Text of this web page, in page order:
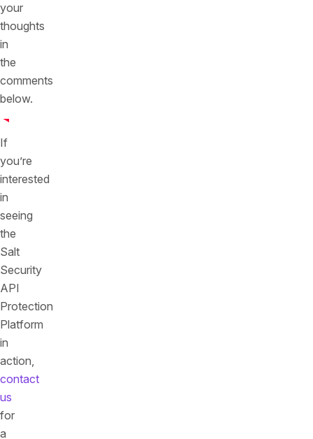
your
thoughts
in
the
comments
below.
If
you’re
interested
in
seeing
the
Salt
Security
API
Protection
Platform
in
action,
contact
us
for
a